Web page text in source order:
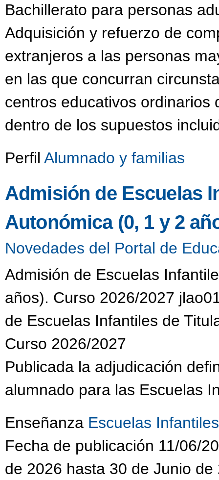
Bachillerato para personas
Adquisición y refuerzo de
extranjeros a las personas
en las que concurran
centros educativos ordinarios
dentro de los supuestos
Perfil Alumnado y familias
Admisión de Escuelas
Autonómica (0, 1 y 2
Novedades del Portal de
Admisión de Escuelas
años). Curso 2026/2027
de Escuelas Infantiles de
Curso 2026/2027
Publicada la adjudicación
alumnado para las Escuelas
Enseñanza Escuelas Infantiles
Fecha de publicación 11/06/
de 2026 hasta 30 de Junio